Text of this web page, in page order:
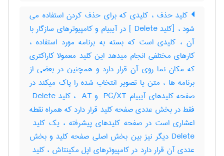
کلید حذف ، کلیدی که برای حذف کردن استفاده می
شود ، [کلید ‎ Delete] در آیبیام و کامپیوترهای سازگار با
آن ، کلیدی است که بسته به برنامه مورد استفاده ،
کارهای مختلفی انجام میدهد این کلید معمولا کاراکتری
که مکان نما روی آن قرار دارد و همچنین در بعضی از
برنامه ها ، متن یا تصویر انتخاب شده را پاک میکند در
صفحه کلیدهای آیبیام ‎ PC/XT و ‎ AT ، کلید ‎ Delete
فقط در بخش عددی صفحه کلید قرار دارد که همراه نقطه
Delete دیگر نیز بین بخش اصلی صفحه کلید و بخش